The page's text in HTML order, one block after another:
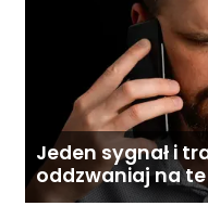
Jeden sygnał i
oddzwaniaj na